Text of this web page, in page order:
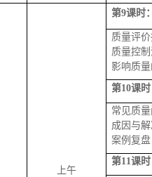
上午
第9课时
质量评
质量控
影响质
第10课
常见质
成因与
案例复
第11课